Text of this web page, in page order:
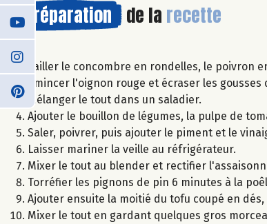
Préparation de la recette
Tailler le concombre en rondelles, le poivron
Émincer l'oignon rouge et écraser les gousses
Mélanger le tout dans un saladier.
Ajouter le bouillon de légumes, la pulpe de
Saler, poivrer, puis ajouter le piment et le
Laisser mariner la veille au réfrigérateur.
Mixer le tout au blender et rectifier
Torréfier les pignons de pin 6 minutes à la
Ajouter ensuite la moitié du tofu coupé en
Mixer le tout en gardant quelques gros